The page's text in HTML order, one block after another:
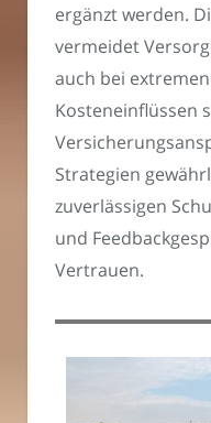
ergänzt werden.
vermeidet
auch bei
Kosteneinflüssen
Strategien
zuverlässigen
und
Vertrauen.